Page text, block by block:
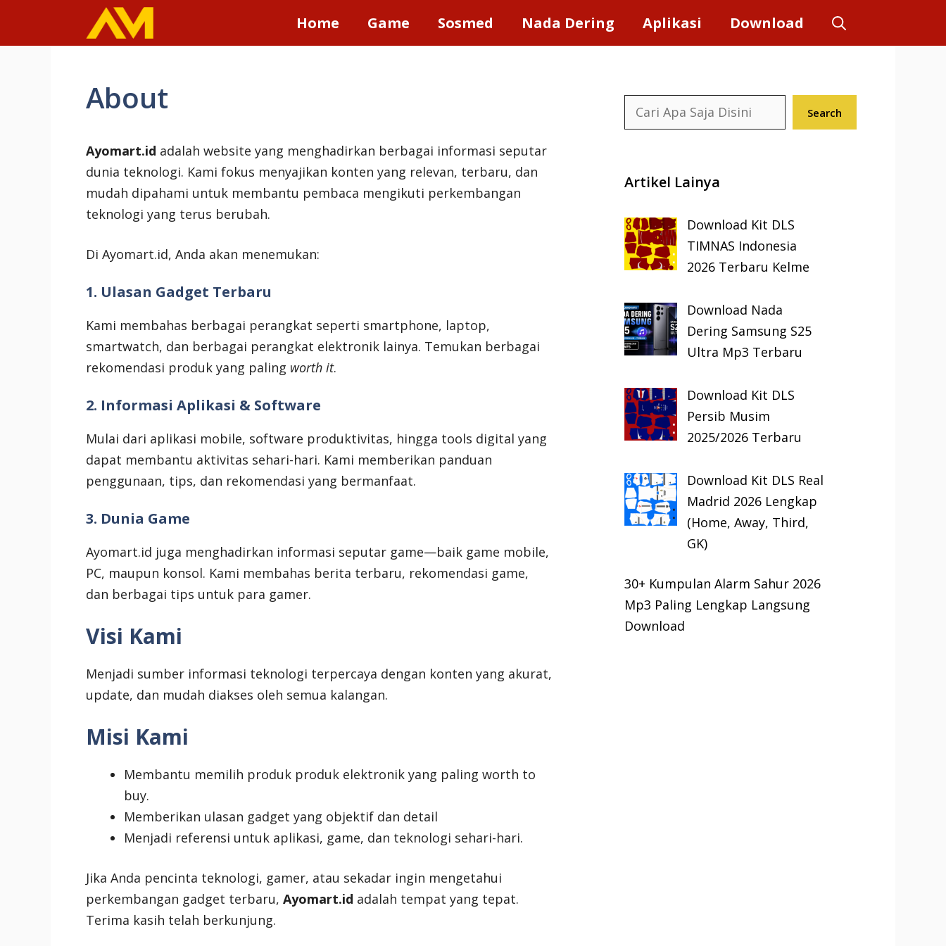
Home Game Sosmed Nada Dering Aplikasi Download
About
Ayomart.id adalah website yang menghadirkan berbagai informasi seputar
dunia teknologi. Kami fokus menyajikan konten yang relevan, terbaru, dan
mudah dipahami untuk membantu pembaca mengikuti perkembangan
teknologi yang terus berubah.
Di Ayomart.id, Anda akan menemukan:
1. Ulasan Gadget Terbaru
Kami membahas berbagai perangkat seperti smartphone, laptop,
smartwatch, dan berbagai perangkat elektronik lainya. Temukan berbagai
rekomendasi produk yang paling worth it.
2. Informasi Aplikasi & Software
Mulai dari aplikasi mobile, software produktivitas, hingga tools digital yang
dapat membantu aktivitas sehari-hari. Kami memberikan panduan
penggunaan, tips, dan rekomendasi yang bermanfaat.
3. Dunia Game
Ayomart.id juga menghadirkan informasi seputar game—baik game mobile,
PC, maupun konsol. Kami membahas berita terbaru, rekomendasi game,
dan berbagai tips untuk para gamer.
Visi Kami
Menjadi sumber informasi teknologi terpercaya dengan konten yang akurat,
update, dan mudah diakses oleh semua kalangan.
Misi Kami
Membantu memilih produk produk elektronik yang paling worth to
buy.
Memberikan ulasan gadget yang objektif dan detail
Menjadi referensi untuk aplikasi, game, dan teknologi sehari-hari.
Jika Anda pencinta teknologi, gamer, atau sekadar ingin mengetahui
perkembangan gadget terbaru, Ayomart.id adalah tempat yang tepat.
Terima kasih telah berkunjung.
Search Search
Artikel Lainya
Download Kit DLS
TIMNAS Indonesia
2026 Terbaru Kelme
Download Nada
Dering Samsung S25
Ultra Mp3 Terbaru
Download Kit DLS
Persib Musim
2025/2026 Terbaru
Download Kit DLS Real
Madrid 2026 Lengkap
(Home, Away, Third,
GK)
30+ Kumpulan Alarm Sahur 2026
Mp3 Paling Lengkap Langsung
Download